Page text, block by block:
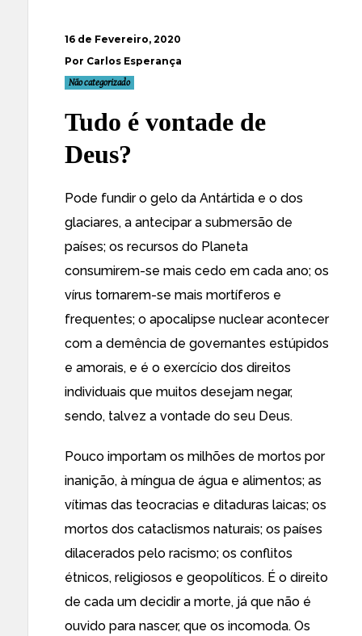
16 de Fevereiro, 2020
Por Carlos Esperança
Não categorizado
Tudo é vontade de
Deus?
Pode fundir o gelo da Antártida e o dos
glaciares, a antecipar a submersão de
países; os recursos do Planeta
consumirem-se mais cedo em cada ano; os
vírus tornarem-se mais mortíferos e
frequentes; o apocalipse nuclear acontecer
com a demência de governantes estúpidos
e amorais, e é o exercício dos direitos
individuais que muitos desejam negar,
sendo, talvez a vontade do seu Deus.
Pouco importam os milhões de mortos por
inanição, à míngua de água e alimentos; as
vítimas das teocracias e ditaduras laicas; os
mortos dos cataclismos naturais; os países
dilacerados pelo racismo; os conflitos
étnicos, religiosos e geopolíticos. É o direito
de cada um decidir a morte, já que não é
ouvido para nascer, que os incomoda. Os